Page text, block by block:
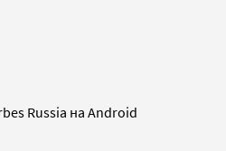
Russia на Android